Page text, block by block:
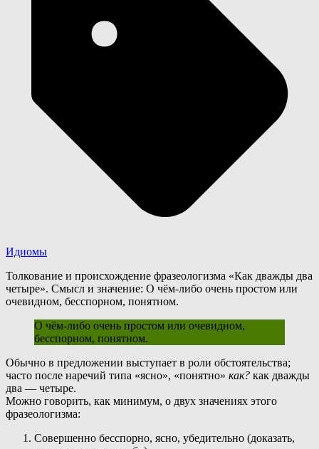
Идиомы
Толкование и происхождение фразеологизма «Как дважды два
четыре». Смысл и значение: О чём-либо очень простом или
очевидном, бесспорном, понятном.
О чём-либо очень простом или очевидном,
бесспорном, понятном.
Обычно в предложении выступает в роли обстоятельства;
часто после наречий типа «ясно», «понятно» как? как дважды
два — четыре.
Можно говорить, как минимум, о двух значениях этого
фразеологизма:
Совершенно бесспорно, ясно, убедительно (доказать,